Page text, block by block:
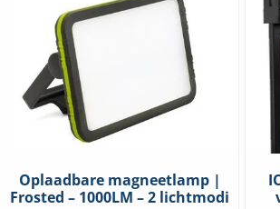
Oplaadbare magneetlamp |
Frosted – 1000LM – 2 lichtmodi